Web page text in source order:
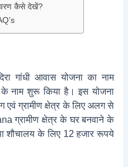
कैसे देखें?
गांधी आवास योजना का नाम
नाम शुरू किया है। इस योजना
एवं ग्रामीण क्षेत्र के लिए अलग से
ग्रामीण क्षेत्र के घर बनवाने के
शौचालय के लिए 12 हजार रूपये